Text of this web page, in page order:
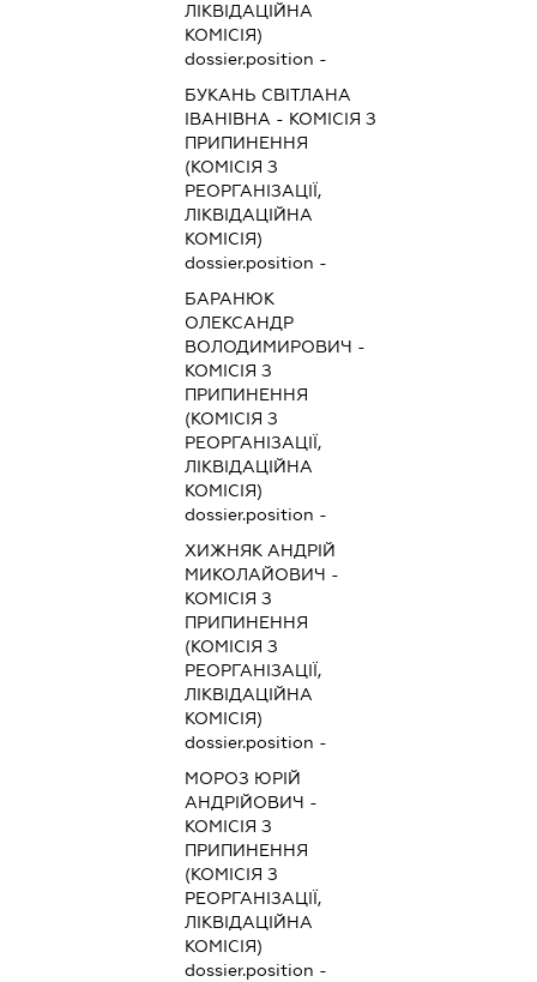
ЛІКВІДАЦІЙНА
КОМІСІЯ)
dossier.position -
БУКАНЬ СВІТЛАНА
ІВАНІВНА - КОМІСІЯ З
ПРИПИНЕННЯ
(КОМІСІЯ З
РЕОРГАНІЗАЦІЇ,
ЛІКВІДАЦІЙНА
КОМІСІЯ)
dossier.position -
БАРАНЮК
ОЛЕКСАНДР
ВОЛОДИМИРОВИЧ -
КОМІСІЯ З
ПРИПИНЕННЯ
(КОМІСІЯ З
РЕОРГАНІЗАЦІЇ,
ЛІКВІДАЦІЙНА
КОМІСІЯ)
dossier.position -
ХИЖНЯК АНДРІЙ
МИКОЛАЙОВИЧ -
КОМІСІЯ З
ПРИПИНЕННЯ
(КОМІСІЯ З
РЕОРГАНІЗАЦІЇ,
ЛІКВІДАЦІЙНА
КОМІСІЯ)
dossier.position -
МОРОЗ ЮРІЙ
АНДРІЙОВИЧ -
КОМІСІЯ З
ПРИПИНЕННЯ
(КОМІСІЯ З
РЕОРГАНІЗАЦІЇ,
ЛІКВІДАЦІЙНА
КОМІСІЯ)
dossier.position -